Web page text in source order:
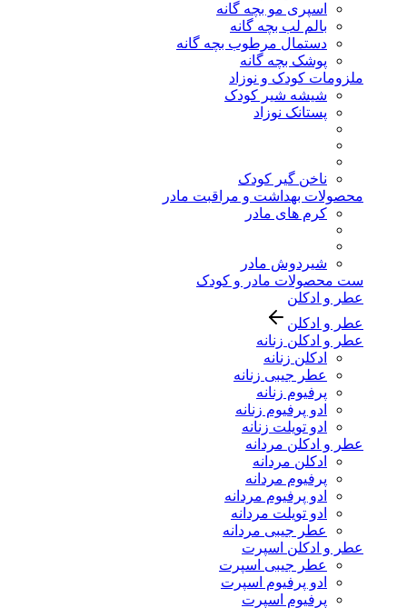
اسپری مو بچه گانه
بالم لب بچه گانه
دستمال مرطوب بچه گانه
پوشک بچه گانه
ملزومات کودک و نوزاد
شیشه شیر کودک
پستانک نوزاد
ناخن گیر کودک
محصولات بهداشت و مراقبت مادر
کرم های مادر
شیردوش مادر
ست محصولات مادر و کودک
عطر و ادکلن
عطر و ادکلن
عطر و ادکلن زنانه
ادکلن زنانه
عطر جیبی زنانه
پرفیوم زنانه
ادو پرفیوم زنانه
ادو تویلت زنانه
عطر و ادکلن مردانه
ادکلن مردانه
پرفیوم مردانه
ادو پرفیوم مردانه
ادو تویلت مردانه
عطر جیبی مردانه
عطر و ادکلن اسپرت
عطر جیبی اسپرت
ادو پرفیوم اسپرت
پرفیوم اسپرت